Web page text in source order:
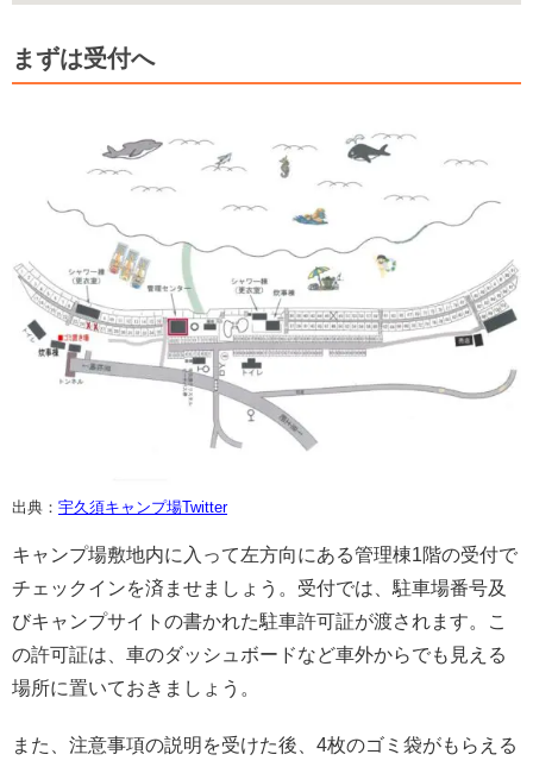
まずは受付へ
出典： 宇久須キャンプ場Twitter
キャンプ場敷地内に入って左方向にある管理棟1階の受付で
チェックインを済ませましょう。受付では、駐車場番号及
びキャンプサイトの書かれた駐車許可証が渡されます。こ
の許可証は、車のダッシュボードなど車外からでも見える
場所に置いておきましょう。
また、注意事項の説明を受けた後、4枚のゴミ袋がもらえる